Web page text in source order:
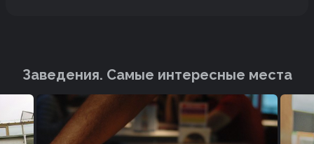
Заведения. Cамые интересные места